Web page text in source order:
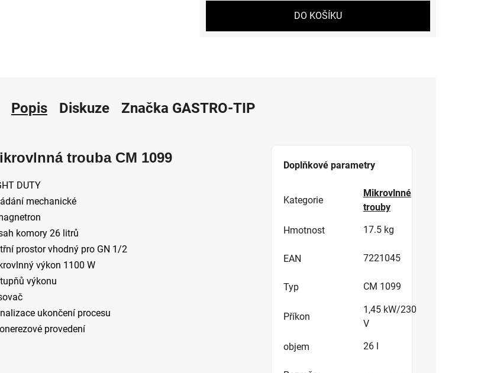
DO KOŠÍKU
Popis Diskuze Značka GASTRO-TIP
trouba CM 1099
DUTY
mechanické
komory 26 litrů
prostor vhodný pro GN 1/2
výkon 1100 W
výkonu
ukončení procesu
provedení
Doplňkové parametry
Kategorie
Mikrovlnné
trouby
Hmotnost 17.5 kg
EAN 7221045
Typ CM 1099
Příkon
1,45 kW/230
V
objem 26 l